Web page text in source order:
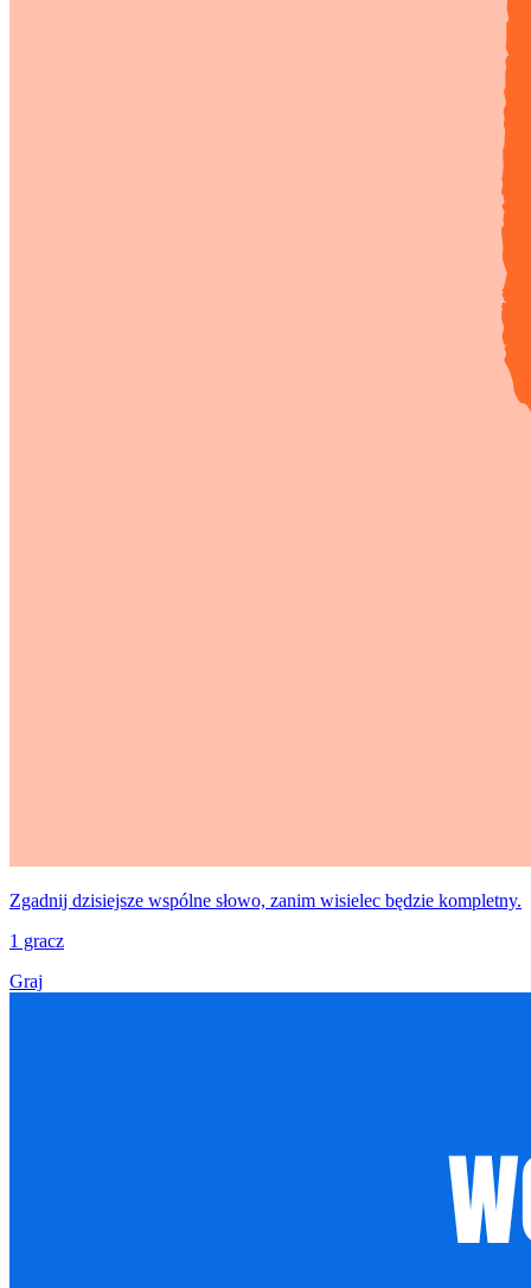
Zgadnij dzisiejsze wspólne słowo, zanim wisielec będzie kompletny.
1 gracz
Graj